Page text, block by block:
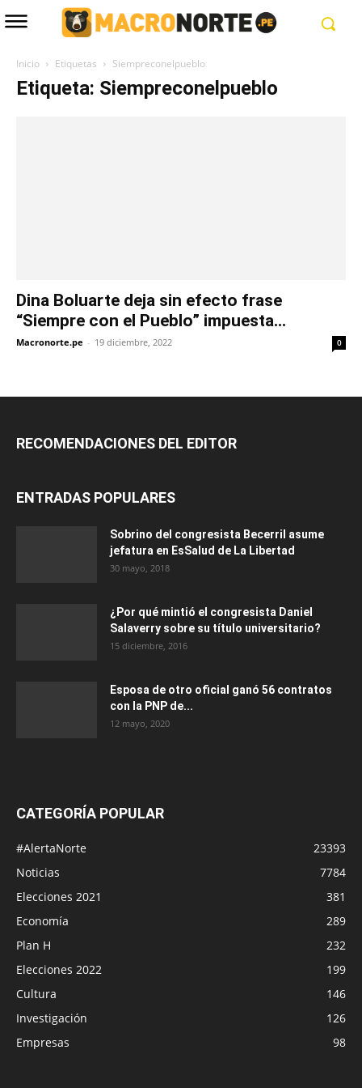
Inicio Etiquetas Siempreconelpueblo
Etiqueta: Siempreconelpueblo
Dina Boluarte deja sin efecto frase
“Siempre con el Pueblo” impuesta...
Macronorte.pe - 19 diciembre, 2022 0
RECOMENDACIONES DEL EDITOR
ENTRADAS POPULARES
Sobrino del congresista Becerril asume
jefatura en EsSalud de La Libertad
30 mayo, 2018
¿Por qué mintió el congresista Daniel
Salaverry sobre su título universitario?
15 diciembre, 2016
Esposa de otro oficial ganó 56 contratos
con la PNP de...
12 mayo, 2020
CATEGORÍA POPULAR
#AlertaNorte
23393
Noticias
7784
Elecciones 2021
381
Economía
289
Plan H
232
Elecciones 2022
199
Cultura
146
Investigación
126
Empresas
98